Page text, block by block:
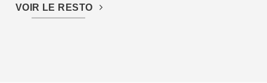
VOIR LE RESTO